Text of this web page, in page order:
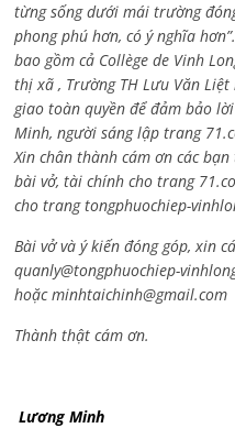
từng sống dưới mái trường
phong phú hơn, có ý nghĩa
bao gồm cả Collège de Vinh
thị xã , Trường TH Lưu Văn
giao toàn quyền để đảm bảo
Minh, người sáng lập trang
Xin chân thành cám ơn các
bài vở, tài chính cho trang
cho trang tongphuochiep-
Bài vở và ý kiến đóng góp, xin
quanly@tongphuochiep-
hoặcminhtaichinh@gmail.com
Thành thật cám ơn.
Lương Minh